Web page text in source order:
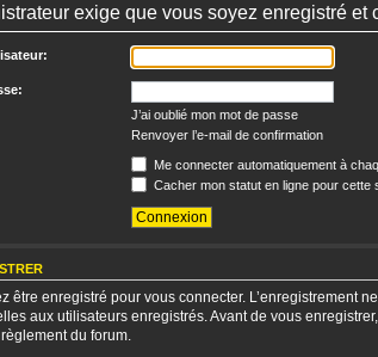
exige que vous soyez enregistré
J’ai oublié mon mot de passe
Renvoyer l’e-mail de confirmation
Me connecter automatiquement à
Cacher mon statut en ligne pour cette
être enregistré pour vous connecter. L’enregistrement
aux utilisateurs enregistrés. Avant de vous
du forum.